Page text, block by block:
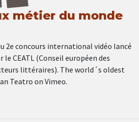
métier du monde
2e concours international vidéo lancé
le CEATL (Conseil européen des
littéraires). The world´s oldest
Teatro on Vimeo.